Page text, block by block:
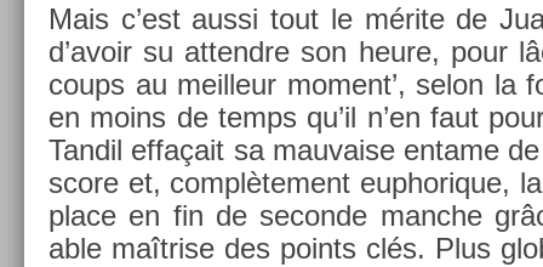
Mais c’est aussi tout le mérite de
d’avoir su at­tendre son heure, pour
coups au meil­leur mo­ment’, selon la
en moins de temps qu’il n’en faut
Tan­dil effaçait sa mauva­ise en­tame
score et, com­plète­ment eup­horique,
place en fin de secon­de man­che
able maîtrise des points clés. Plus